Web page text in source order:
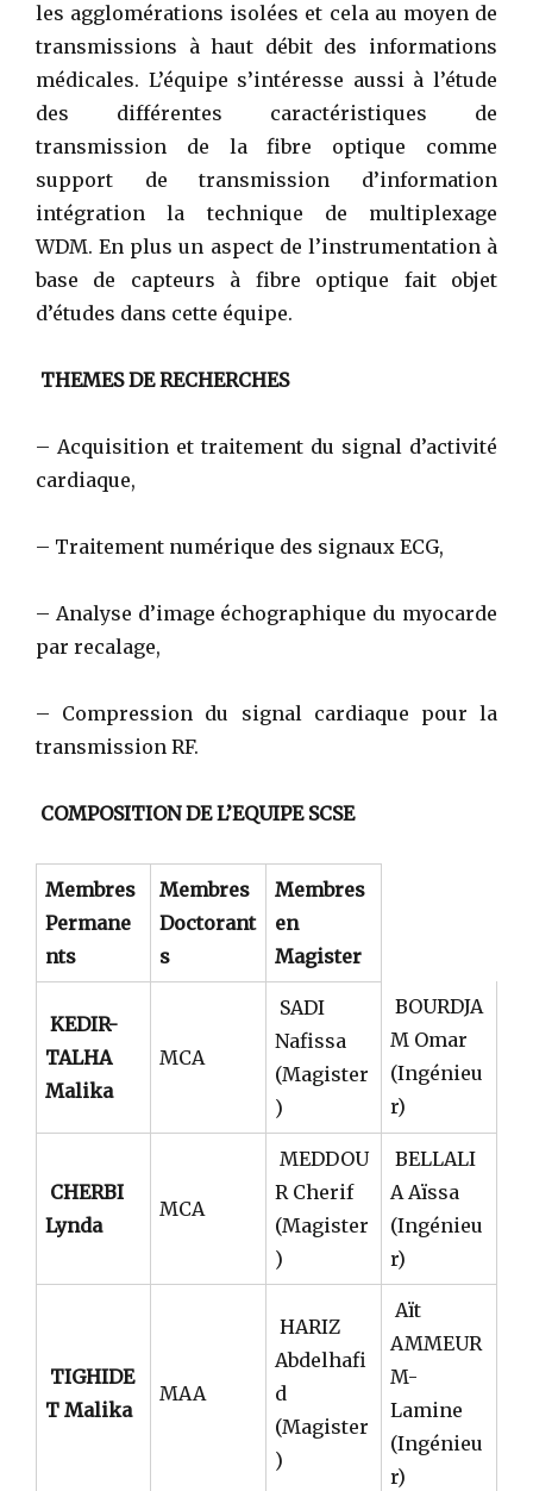
les agglomérations isolées et cela au moyen de
transmissions à haut débit des informations
médicales. L’équipe s’intéresse aussi à l’étude
des différentes caractéristiques de
transmission de la fibre optique comme
support de transmission d’information
intégration la technique de multiplexage
WDM. En plus un aspect de l’instrumentation à
base de capteurs à fibre optique fait objet
d’études dans cette équipe.
THEMES DE RECHERCHES
– Acquisition et traitement du signal d’activité
cardiaque,
– Traitement numérique des signaux ECG,
– Analyse d’image échographique du myocarde
par recalage,
– Compression du signal cardiaque pour la
transmission RF.
COMPOSITION DE L’EQUIPE SCSE
Membres
Permane
nts
Membres
Doctorant
s
Membres
en
Magister
KEDIR-
TALHA
Malika
MCA
SADI
Nafissa
(Magister
)
BOURDJA
M Omar
(Ingénieu
r)
CHERBI
Lynda
MCA
MEDDOU
R Cherif
(Magister
)
BELLALI
A Aïssa
(Ingénieu
r)
TIGHIDE
T Malika
MAA
HARIZ
Abdelhafi
d
(Magister
)
Aït
AMMEUR
M-
Lamine
(Ingénieu
r)